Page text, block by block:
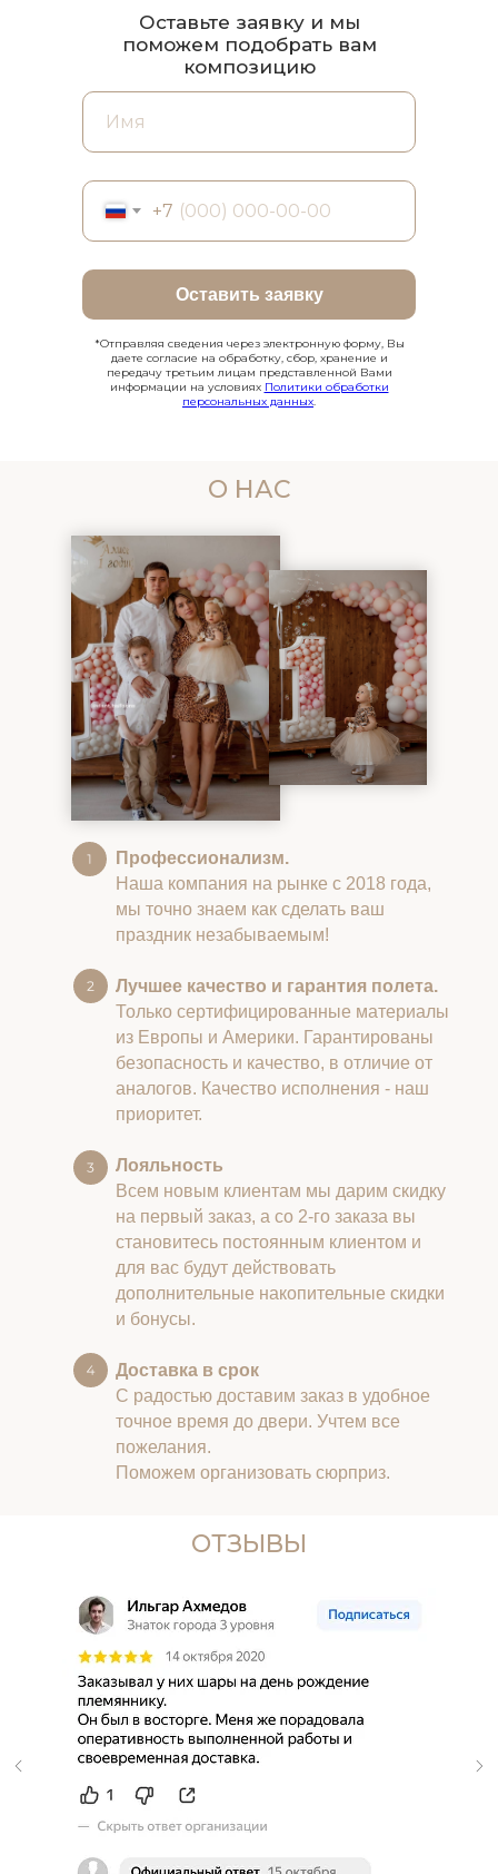
+7
Оставить заявку
Оставьте заявку и мы
поможем подобрать вам
композицию
*Отправляя сведения через электронную форму, Вы
даете согласие на обработку, сбор, хранение и
передачу третьим лицам представленной Вами
информации на условиях Политики обработки
персональных данных.
О НАС
Профессионализм.
Наша компания на рынке с 2018 года,
мы точно знаем как сделать ваш
праздник незабываемым!
Лучшее качество и гарантия полета.
Только сертифицированные материалы
из Европы и Америки. Гарантированы
безопасность и качество, в отличие от
аналогов. Качество исполнения - наш
приоритет.
Лояльность
Всем новым клиентам мы дарим скидку
на первый заказ, а со 2-го заказа вы
становитесь постоянным клиентом и
для вас будут действовать
дополнительные накопительные скидки
и бонусы.
Доставка в срок
С радостью доставим заказ в удобное
точное время до двери. Учтем все
пожелания.
Поможем организовать сюрприз.
ОТЗЫВЫ